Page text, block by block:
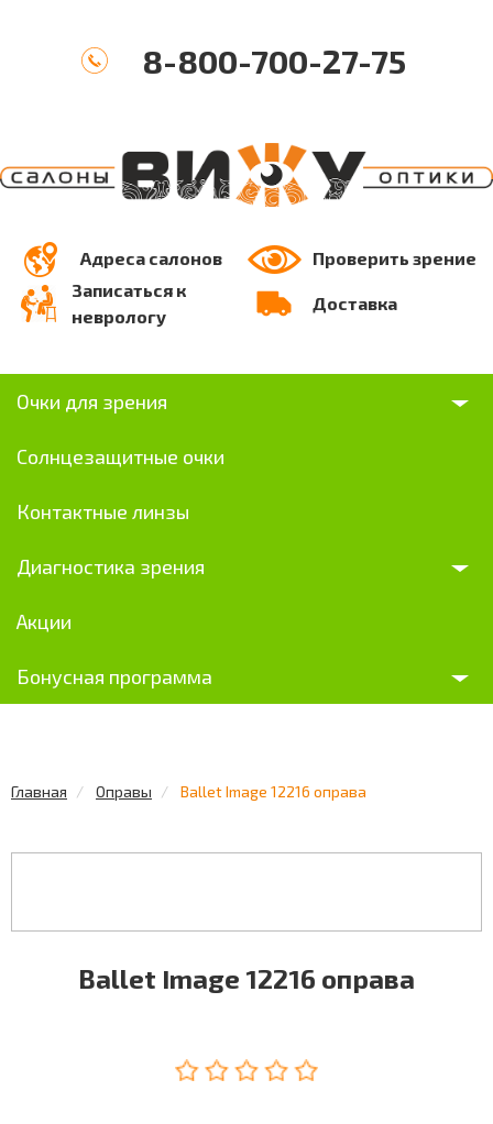
8-800-700-27-75
Адреса салонов
Проверить зрение
Записаться к
неврологу
Доставка
Очки для зрения
Солнцезащитные очки
Контактные линзы
Диагностика зрения
Акции
Бонусная программа
Главная Оправы Ballet Image 12216 оправа
Ballet Image 12216 оправа